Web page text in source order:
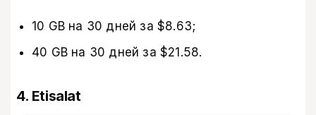
10 GB на 30 дней за $8.63;
40 GB на 30 дней за $21.58.
4. Etisalat